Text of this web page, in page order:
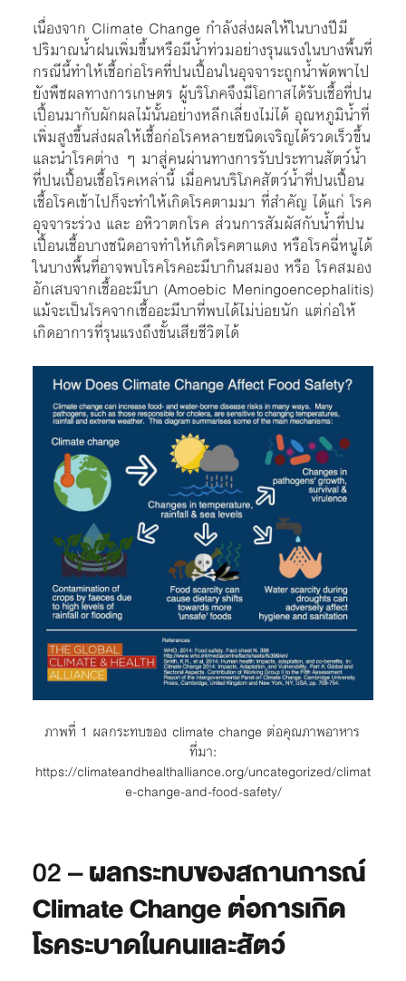
เนื่องจาก Climate Change กำลังส่งผลให้ในบางปีมี
ปริมาณน้ำฝนเพิ่มขึ้นหรือมีน้ำท่วมอย่างรุนแรงในบางพื้นที่
กรณีนี้ทำให้เชื้อก่อโรคที่ปนเปื้อนในอุจจาระถูกน้ำพัดพาไป
ยังพืชผลทางการเกษตร ผู้บริโภคจึงมีโอกาสได้รับเชื้อที่ปน
เปื้อนมากับผักผลไม้นั้นอย่างหลีกเลี่ยงไม่ได้ อุณหภูมิน้ำที่
เพิ่มสูงขึ้นส่งผลให้เชื้อก่อโรคหลายชนิดเจริญได้รวดเร็วขึ้น
และนำโรคต่าง ๆ มาสู่คนผ่านทางการรับประทานสัตว์น้ำ
ที่ปนเปื้อนเชื้อโรคเหล่านี้ เมื่อคนบริโภคสัตว์น้ำที่ปนเปื้อน
เชื้อโรคเข้าไปก็จะทำให้เกิดโรคตามมา ที่สำคัญ ได้แก่ โรค
อุจจาระร่วง และ อหิวาตกโรค ส่วนการสัมผัสกับน้ำที่ปน
เปื้อนเชื้อบางชนิดอาจทำให้เกิดโรคตาแดง หรือโรคฉี่หนูได้
ในบางพื้นที่อาจพบโรคโรคอะมีบากินสมอง หรือ โรคสมอง
อักเสบจากเชื้ออะมีบา (Amoebic Meningoencephalitis)
แม้จะเป็นโรคจากเชื้ออะมีบาที่พบได้ไม่บ่อยนัก แต่ก่อให้
เกิดอาการที่รุนแรงถึงขั้นเสียชีวิตได้
ภาพที่ 1 ผลกระทบของ climate change ต่อคุณภาพอาหาร
ที่มา:
https://climateandhealthalliance.org/uncategorized/climat
e-change-and-food-safety/
02 –ผลกระทบของสถานการณ์
Climate Change ต่อการเกิด
โรคระบาดในคนและสัตว์